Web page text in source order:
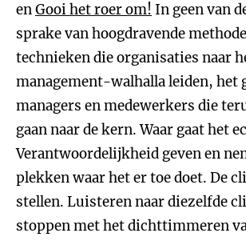
enGooi het roer om! In geen van
sprake van hoogdravende
technieken die organisaties naar
management-walhalla leiden, het
managers en medewerkers die
gaan naar de kern. Waar gaat het
Verantwoordelijkheid geven en
plekken waar het er toe doet. De
stellen. Luisteren naar diezelfde
stoppen met het dichttimmeren